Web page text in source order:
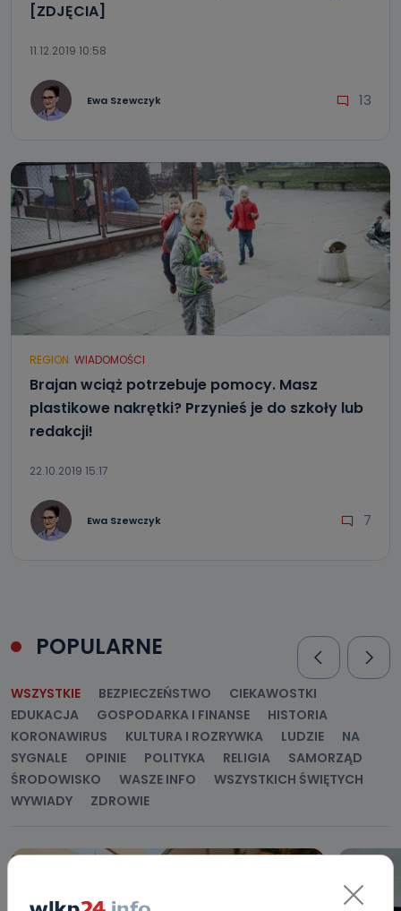
[ZDJĘCIA]
11.12.2019 10:58
Ewa Szewczyk 13
REGION WIADOMOŚCI
Brajan wciąż potrzebuje pomocy. Masz
plastikowe nakrętki? Przynieś je do szkoły lub
redakcji!
22.10.2019 15:17
Ewa Szewczyk 7
POPULARNE
WSZYSTKIE BEZPIECZEŃSTWO
CIEKAWOSTKI
EDUKACJA
GOSPODARKA I FINANSE
HISTORIA
KORONAWIRUS
KULTURA I ROZRYWKA LUDZIE
NA
SYGNALE
OPINIE POLITYKA RELIGIA
SAMORZĄD
ŚRODOWISKO
WASZE INFO
WSZYSTKICH ŚWIĘTYCH
WYWIADY
ZDROWIE